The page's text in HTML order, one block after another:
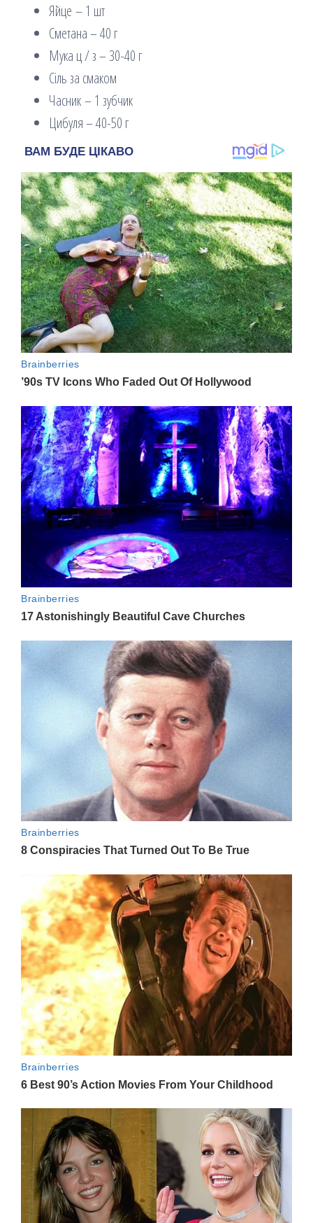
Яйце – 1 шт
Сметана – 40 г
Мука ц / з – 30-40 г
Сіль за смаком
Часник – 1 зубчик
Цибуля – 40-50 г